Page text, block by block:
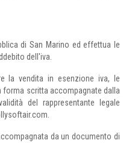
di San Marino ed effettua le
dell'iva.
la vendita in esenzione iva, le
scritta accompagnate dalla
del rappresentante legale
da un documento di